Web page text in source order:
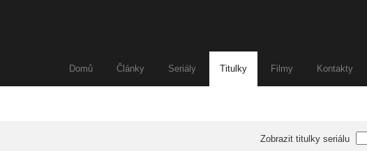
Domů Články Seriály Titulky Filmy Kontakty
Zobrazit titulky seriálu